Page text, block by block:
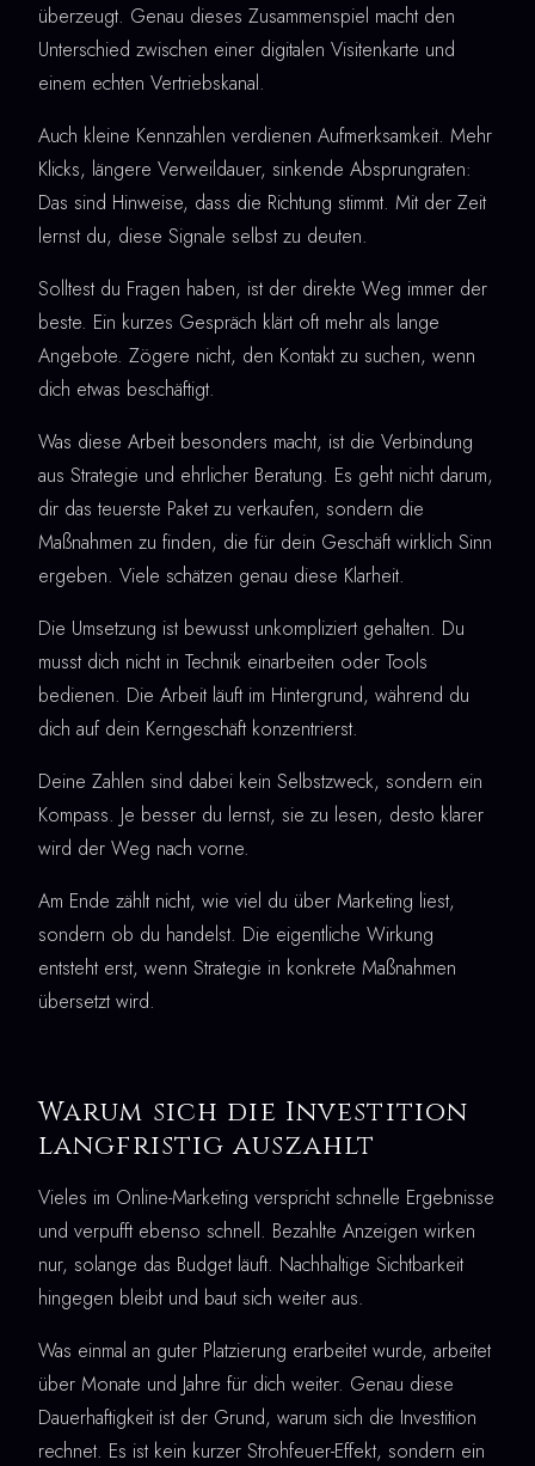
überzeugt. Genau dieses Zusammenspiel macht den
Unterschied zwischen einer digitalen Visitenkarte und
einem echten Vertriebskanal.
Auch kleine Kennzahlen verdienen Aufmerksamkeit. Mehr
Klicks, längere Verweildauer, sinkende Absprungraten:
Das sind Hinweise, dass die Richtung stimmt. Mit der Zeit
lernst du, diese Signale selbst zu deuten.
Solltest du Fragen haben, ist der direkte Weg immer der
beste. Ein kurzes Gespräch klärt oft mehr als lange
Angebote. Zögere nicht, den Kontakt zu suchen, wenn
dich etwas beschäftigt.
Was diese Arbeit besonders macht, ist die Verbindung
aus Strategie und ehrlicher Beratung. Es geht nicht darum,
dir das teuerste Paket zu verkaufen, sondern die
Maßnahmen zu finden, die für dein Geschäft wirklich Sinn
ergeben. Viele schätzen genau diese Klarheit.
Die Umsetzung ist bewusst unkompliziert gehalten. Du
musst dich nicht in Technik einarbeiten oder Tools
bedienen. Die Arbeit läuft im Hintergrund, während du
dich auf dein Kerngeschäft konzentrierst.
Deine Zahlen sind dabei kein Selbstzweck, sondern ein
Kompass. Je besser du lernst, sie zu lesen, desto klarer
wird der Weg nach vorne.
Am Ende zählt nicht, wie viel du über Marketing liest,
sondern ob du handelst. Die eigentliche Wirkung
entsteht erst, wenn Strategie in konkrete Maßnahmen
übersetzt wird.
Warum sich die Investition
langfristig auszahlt
Vieles im Online-Marketing verspricht schnelle Ergebnisse
und verpufft ebenso schnell. Bezahlte Anzeigen wirken
nur, solange das Budget läuft. Nachhaltige Sichtbarkeit
hingegen bleibt und baut sich weiter aus.
Was einmal an guter Platzierung erarbeitet wurde, arbeitet
über Monate und Jahre für dich weiter. Genau diese
Dauerhaftigkeit ist der Grund, warum sich die Investition
rechnet. Es ist kein kurzer Strohfeuer-Effekt, sondern ein